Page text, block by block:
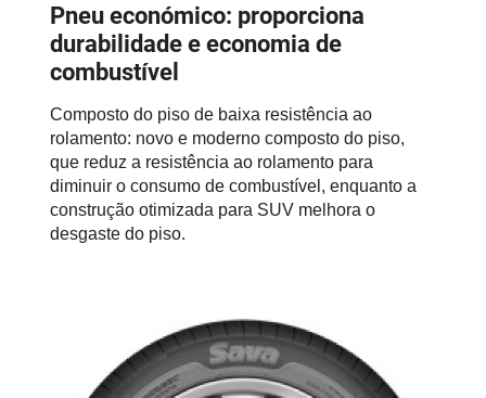
Pneu económico: proporciona
durabilidade e economia de
combustível
Composto do piso de baixa resistência ao
rolamento: novo e moderno composto do piso,
que reduz a resistência ao rolamento para
diminuir o consumo de combustível, enquanto a
construção otimizada para SUV melhora o
desgaste do piso.